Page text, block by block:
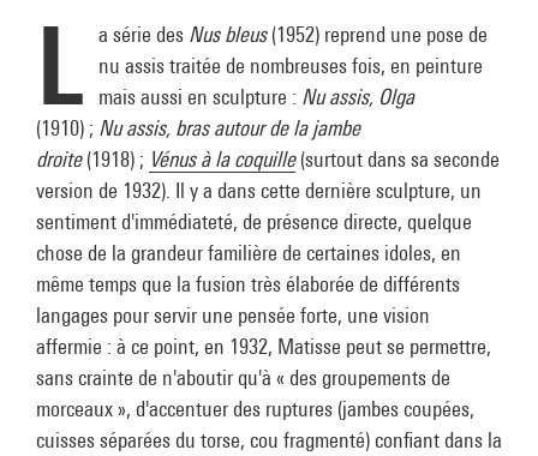
L a série des Nus bleus(1952) reprend une pose de
nu assis traitée de nombreuses fois, en peinture
mais aussi en sculpture : Nu assis, Olga
(1910) ; Nu assis, bras autour de la jambe
droite(1918) ; Vénus à la coquille (surtout dans sa seconde
version de 1932). Il y a dans cette dernière sculpture, un
sentiment d'immédiateté, de présence directe, quelque
chose de la grandeur familière de certaines idoles, en
même temps que la fusion très élaborée de différents
langages pour servir une pensée forte, une vision
affermie : à ce point, en 1932, Matisse peut se permettre,
sans crainte de n'aboutir qu'à « des groupements de
morceaux », d'accentuer des ruptures (jambes coupées,
cuisses séparées du torse, cou fragmenté) confiant dans la